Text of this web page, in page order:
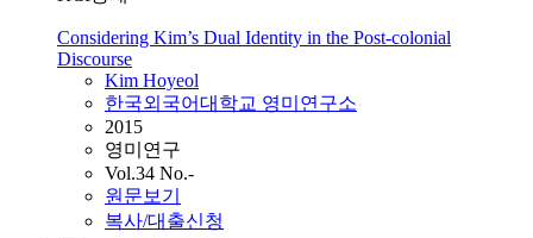
Considering Kim’s Dual Identity in the Post-colonial
Discourse
Kim Hoyeol
한국외국어대학교 영미연구소
2015
영미연구
Vol.34 No.-
원문보기
복사/대출신청